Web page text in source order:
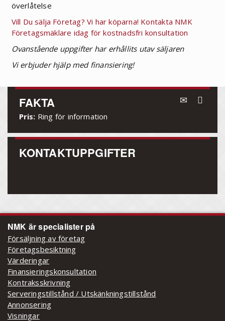
överlåtelse
Vill Du sälja Företag? Vi har köparna! Kontakta NMK
Företagsmäklare idag för kostnadsfri konsultation
Ovanstående uppgifter har erhållits utav säljaren
Vi erbjuder hjälp med finansiering!
FAKTA
Pris: Ring för information
KONTAKTUPPGIFTER
NMK är specialister på
Försäljning av företag
Företagsbesiktning
Värderingar
Finansieringskonsultation
Kontraksskrivning
Serveringstillstånd / Utskänkningstillstånd
Annonsering
Visningar